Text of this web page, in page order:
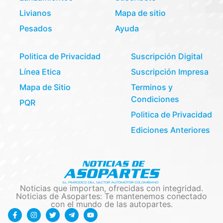
Livianos
Pesados
Mapa de sitio
Ayuda
Politica de Privacidad
Línea Etica
Mapa de Sitio
PQR
Suscripción Digital
Suscripción Impresa
Terminos y
Condiciones
Politica de Privacidad
Ediciones Anteriores
Noticias que importan, ofrecidas con integridad.
Noticias de Asopartes: Te mantenemos conectado
con el mundo de las autopartes.